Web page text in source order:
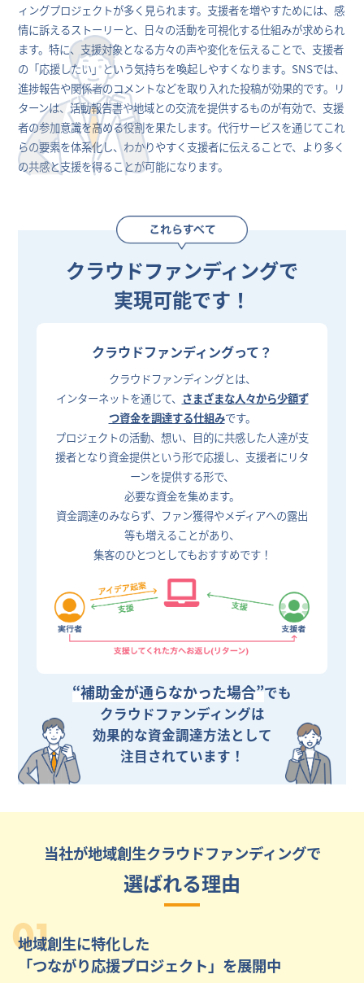
ィングプロジェクトが多く見られます。支援者を増やすためには、感
情に訴えるストーリーと、日々の活動を可視化する仕組みが求められ
ます。特に、支援対象となる方々の声や変化を伝えることで、支援者
の「応援したい」という気持ちを喚起しやすくなります。SNSでは、
進捗報告や関係者のコメントなどを取り入れた投稿が効果的です。リ
ターンは、活動報告書や地域との交流を提供するものが有効で、支援
者の参加意識を高める役割を果たします。代行サービスを通じてこれ
らの要素を体系化し、わかりやすく支援者に伝えることで、より多く
の共感と支援を得ることが可能になります。
クラウドファンディングで
実現可能です！
クラウドファンディングって？
クラウドファンディングとは、
インターネットを通じて、 さまざまな人々から少額ず
つ資金を調達する仕組みです。
プロジェクトの活動、想い、目的に共感した人達が支
援者となり資金提供という形で応援し、支援者にリタ
ーンを提供する形で、
必要な資金を集めます。
資金調達のみならず、ファン獲得やメディアへの露出
等も増えることがあり、
集客のひとつとしてもおすすめです！
“補助金が通らなかった場合”でも
クラウドファンディングは
効果的な資金調達方法として
注目されています！
当社が地域創生クラウドファンディングで
選ばれる理由
01
地域創生に特化した
「つながり応援プロジェクト」を展開中